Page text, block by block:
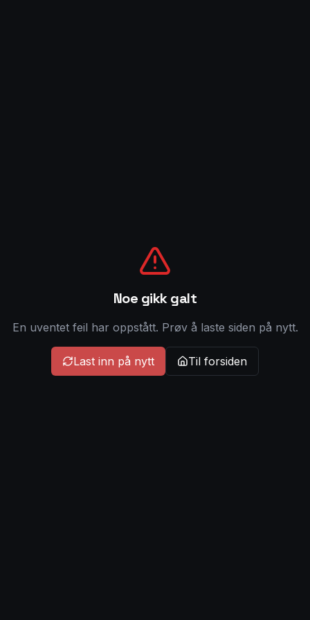
Noe gikk galt
En uventet feil har oppstått. Prøv å laste siden på nytt.
Last inn på nytt Til forsiden